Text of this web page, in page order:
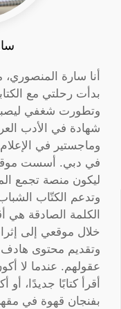
أنا سارة
بدأت رحلتي مع
وتطورت شغفي
شهادة في الأدب
وماجستير في
في دبي. أسست
ليكون منصة تجمع
وتدعم الكتّاب
الكلمة الصادقة هي
خلال موقعي إلى
وتقديم محتوى
عقولهم. عندما لا
أقرأ كتابًا جديدًا،
بفنجان قهوة في